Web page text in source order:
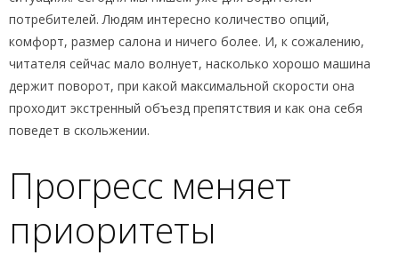
потребителей. Людям интересно количество опций,
комфорт, размер салона и ничего более. И, к сожалению,
читателя сейчас мало волнует, насколько хорошо машина
держит поворот, при какой максимальной скорости она
проходит экстренный объезд препятствия и как она себя
поведет в скольжении.
Прогресс меняет
приоритеты